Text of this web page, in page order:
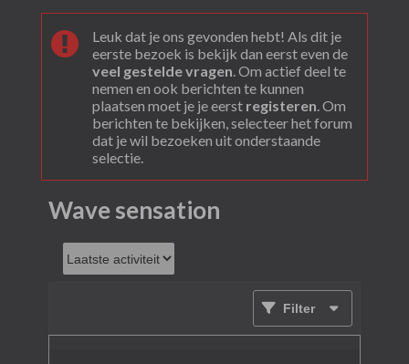
Leuk dat je ons gevonden hebt! Als dit je
eerste bezoek is bekijk dan eerst even de
veel gestelde vragen. Om actief deel te
nemen en ook berichten te kunnen
plaatsen moet je je eerst registeren. Om
berichten te bekijken, selecteer het forum
dat je wil bezoeken uit onderstaande
selectie.
Wave sensation
Filter